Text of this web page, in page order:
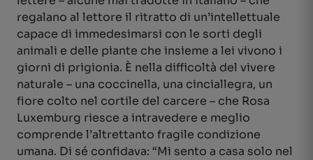
regalano al lettore il ritratto di un’intellettuale
capace di immedesimarsi con le sorti degli
animali e delle piante che insieme a lei vivono i
giorni di prigionia. È nella difficoltà del vivere
naturale – una coccinella, una cinciallegra, un
fiore colto nel cortile del carcere – che Rosa
Luxemburg riesce a intravedere e meglio
comprende l’altrettanto fragile condizione
umana. Di sé confidava: “Mi sento a casa solo nel